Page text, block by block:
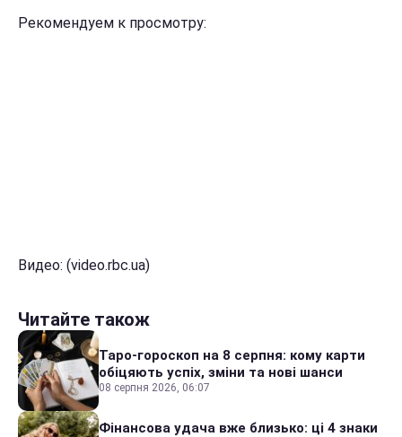
Рекомендуем к просмотру:
Видео: (video.rbc.ua)
Читайте також
Таро-гороскоп на 8 серпня: кому карти
обіцяють успіх, зміни та нові шанси
08 серпня 2026, 06:07
Фінансова удача вже близько: ці 4 знаки